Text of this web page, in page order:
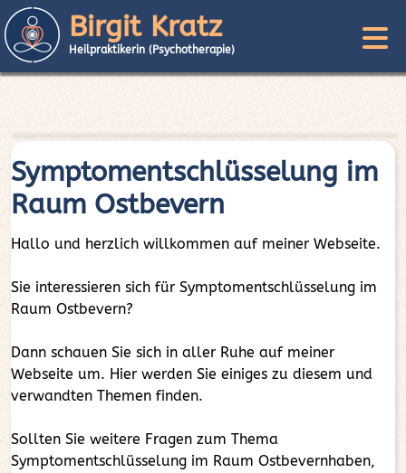
Birgit Kratz
Heilpraktikerin (Psychotherapie)
Symptomentschlüsselung im
Raum Ostbevern
Hallo und herzlich willkommen auf meiner Webseite.
Sie interessieren sich für Symptomentschlüsselung im
Raum Ostbevern?
Dann schauen Sie sich in aller Ruhe auf meiner
Webseite um. Hier werden Sie einiges zu diesem und
verwandten Themen finden.
Sollten Sie weitere Fragen zum Thema
Symptomentschlüsselung im Raum Ostbevernhaben,